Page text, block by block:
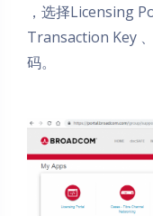
，选择Licensing
Transaction Key
码。